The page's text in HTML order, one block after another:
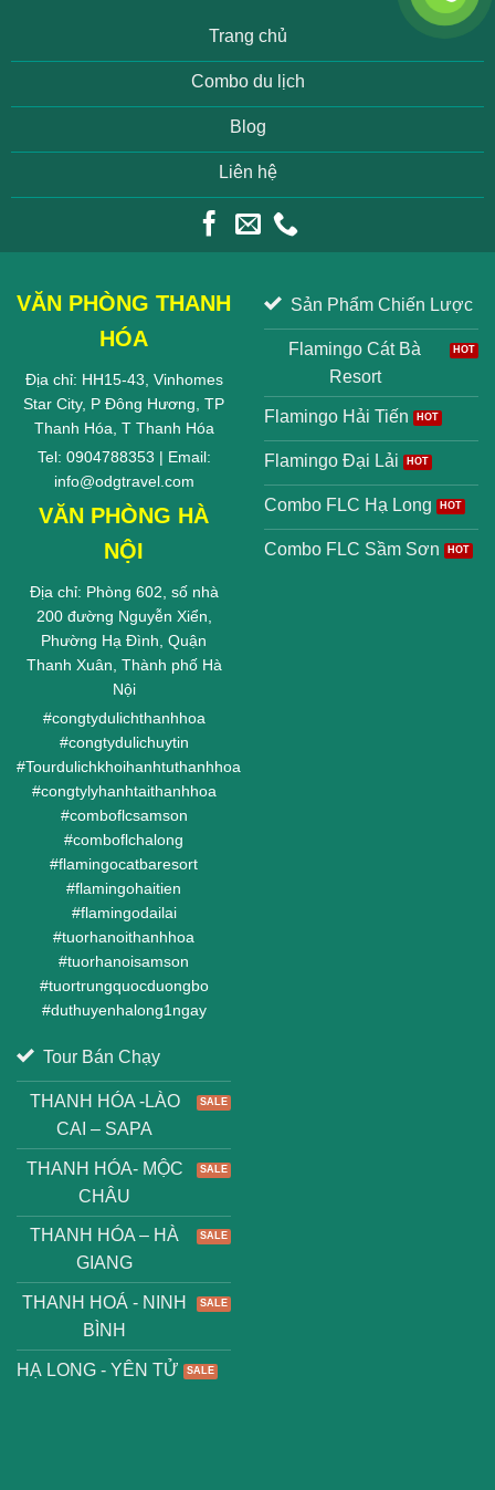
Trang chủ
Combo du lịch
Blog
Liên hệ
VĂN PHÒNG THANH
HÓA
Địa chỉ: HH15-43, Vinhomes
Star City, P Đông Hương, TP
Thanh Hóa, T Thanh Hóa
Tel: 0904788353 | Email:
info@odgtravel.com
VĂN PHÒNG HÀ
NỘI
Địa chỉ: Phòng 602, số nhà
200 đường Nguyễn Xiển,
Phường Hạ Đình, Quận
Thanh Xuân, Thành phố Hà
Nội
#congtydulichthanhhoa
#congtydulichuytin
#Tourdulichkhoihanhtuthanhhoa
#congtylyhanhtaithanhhoa
#comboflcsamson
#comboflchalong
#flamingocatbaresort
#flamingohaitien
#flamingodailai
#tuorhanoithanhhoa
#tuorhanoisamson
#tuortrungquocduongbo
#duthuyenhalong1ngay
Sản Phẩm Chiến Lược
Flamingo Cát Bà
Resort
Flamingo Hải Tiến
Flamingo Đại Lải
Combo FLC Hạ Long
Combo FLC Sầm Sơn
Tour Bán Chạy
THANH HÓA -LÀO
CAI – SAPA
THANH HÓA- MỘC
CHÂU
THANH HÓA – HÀ
GIANG
THANH HOÁ - NINH
BÌNH
HẠ LONG - YÊN TỬ